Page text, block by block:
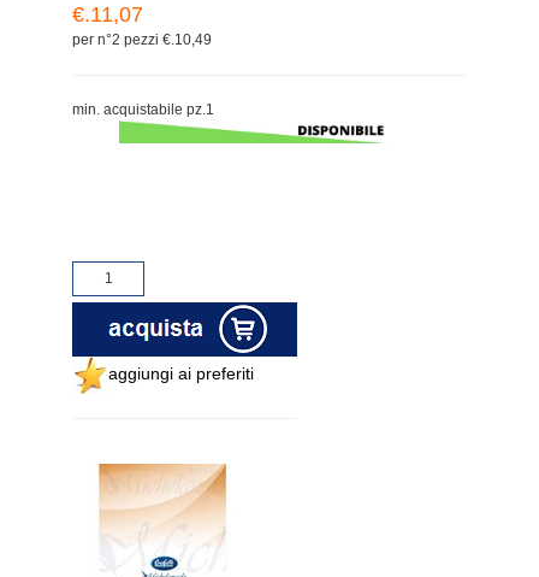
€.11,07
per n°2 pezzi €.10,49
min. acquistabile pz.1
aggiungi ai preferiti